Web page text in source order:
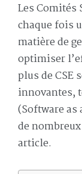
Les Comités
chaque fois
matière de
optimiser
plus de CSE
innovantes,
(Software
de
article.